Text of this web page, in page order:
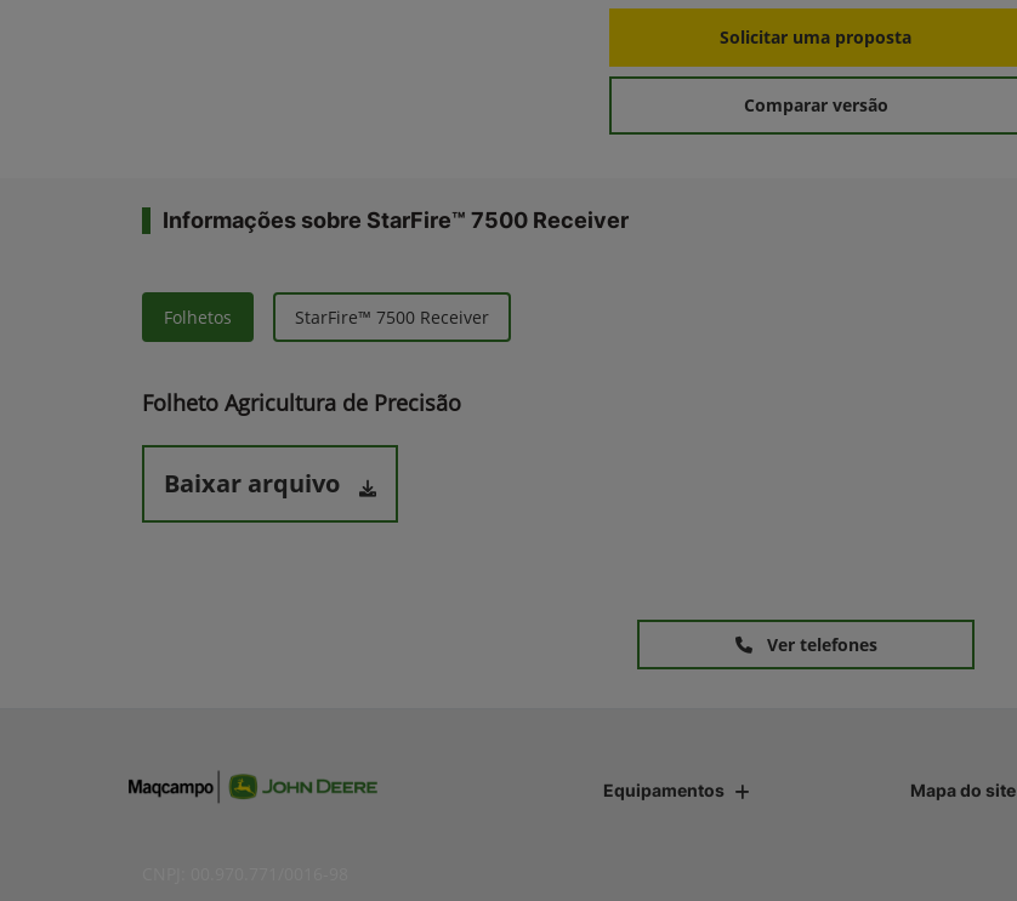
Solicitar uma proposta
Comparar versão
Informações sobre StarFire™ 7500 Receiver
Folhetos StarFire™ 7500 Receiver
Folheto Agricultura de Precisão
Baixar arquivo
Ver telefones
Equipamentos Mapa do site